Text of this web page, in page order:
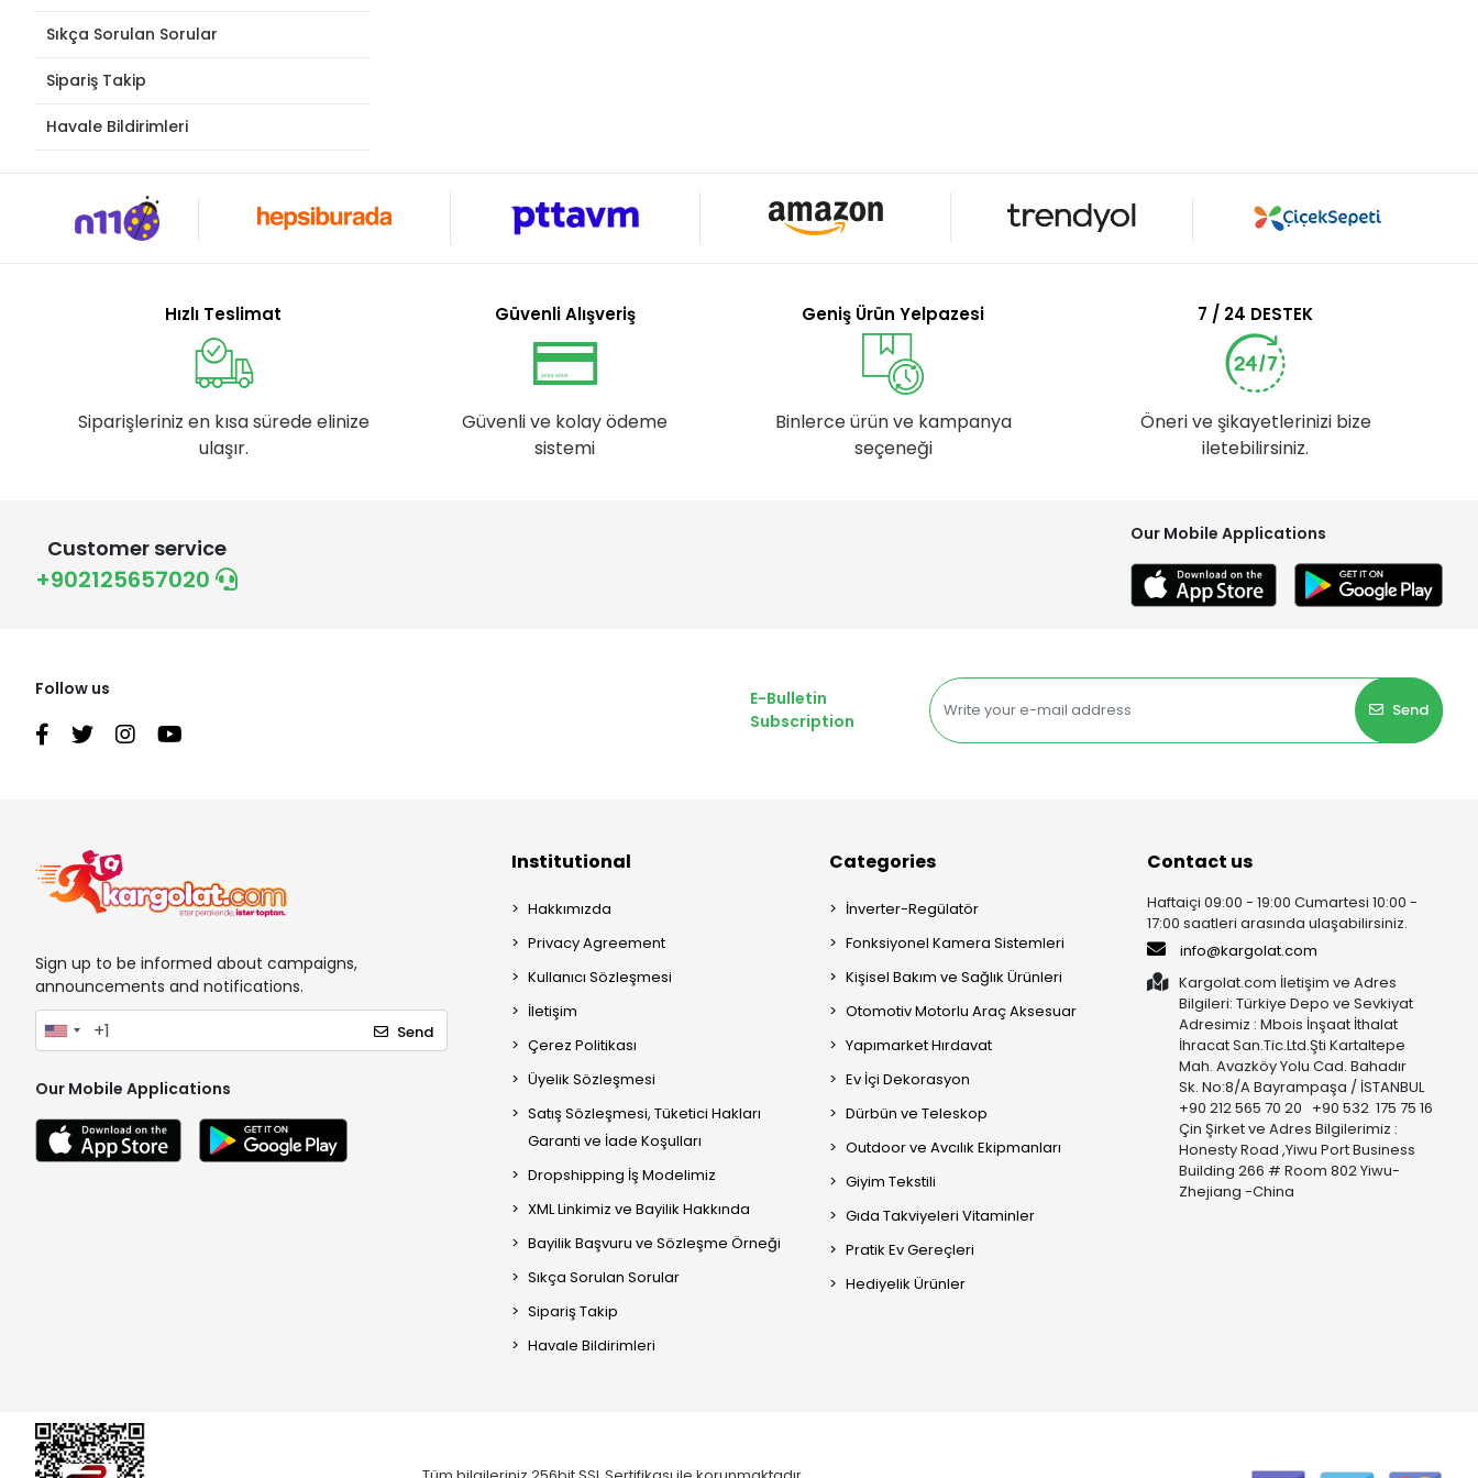
Sıkça Sorulan Sorular
Sipariş Takip
Havale Bildirimleri
Hızlı Teslimat
Siparişleriniz en kısa sürede elinize
ulaşır.
Güvenli Alışveriş
Güvenli ve kolay ödeme
sistemi
Geniş Ürün Yelpazesi
Binlerce ürün ve kampanya
seçeneği
7 / 24 DESTEK
Öneri ve şikayetlerinizi bize
iletebilirsiniz.
Customer service
+902125657020
Our Mobile Applications
Follow us
E-Bulletin
Subscription
Send
Sign up to be informed about campaigns,
announcements and notifications.
Send
Our Mobile Applications
Institutional
Hakkımızda
Privacy Agreement
Kullanıcı Sözleşmesi
İletişim
Çerez Politikası
Üyelik Sözleşmesi
Satış Sözleşmesi, Tüketici Hakları
Garanti ve İade Koşulları
Dropshipping İş Modelimiz
XML Linkimiz ve Bayilik Hakkında
Bayilik Başvuru ve Sözleşme Örneği
Sıkça Sorulan Sorular
Sipariş Takip
Havale Bildirimleri
Categories
İnverter-Regülatör
Fonksiyonel Kamera Sistemleri
Kişisel Bakım ve Sağlık Ürünleri
Otomotiv Motorlu Araç Aksesuar
Yapımarket Hırdavat
Ev İçi Dekorasyon
Dürbün ve Teleskop
Outdoor ve Avcılık Ekipmanları
Giyim Tekstili
Gıda Takviyeleri Vitaminler
Pratik Ev Gereçleri
Hediyelik Ürünler
Contact us
Haftaiçi 09:00 - 19:00 Cumartesi 10:00 -
17:00 saatleri arasında ulaşabilirsiniz.
info@kargolat.com
Kargolat.com İletişim ve Adres
Bilgileri: Türkiye Depo ve Sevkiyat
Adresimiz : Mbois İnşaat İthalat
İhracat San.Tic.Ltd.Şti Kartaltepe
Mah. Avazköy Yolu Cad. Bahadır
Sk. No:8/A Bayrampaşa / İSTANBUL
+90 212 565 70 20 +90 532 175 75 16
Çin Şirket ve Adres Bilgilerimiz :
Honesty Road ,Yiwu Port Business
Building 266 # Room 802 Yiwu-
Zhejiang -China